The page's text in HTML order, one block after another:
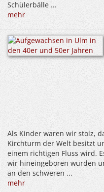
Schülerbälle ...
mehr
Als Kinder waren wir stolz,
Kirchturm der Welt besitzt
einem richtigen Fluss wird.
wir hineingeboren wurden
an den schweren ...
mehr